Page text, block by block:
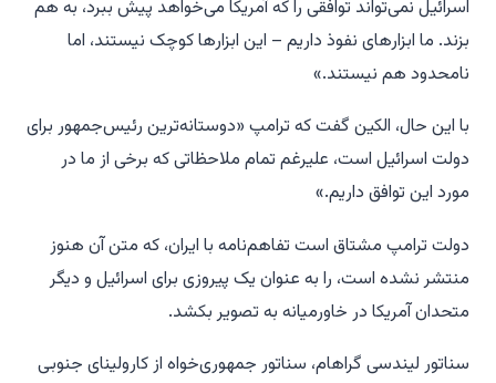
اسرائیل نمی‌تواند توافقی را که آمریکا می‌خواهد پیش ببرد، به هم
بزند. ما ابزارهای نفوذ داریم – این ابزارها کوچک نیستند، اما
نامحدود هم نیستند.»
با این حال، الکین گفت که ترامپ «دوستانه‌ترین رئیس‌جمهور برای
دولت اسرائیل است، علیرغم تمام ملاحظاتی که برخی از ما در
مورد این توافق داریم.»
دولت ترامپ مشتاق است تفاهم‌نامه با ایران، که متن آن هنوز
منتشر نشده است، را به عنوان یک پیروزی برای اسرائیل و دیگر
متحدان آمریکا در خاورمیانه به تصویر بکشد.
سناتور لیندسی گراهام، سناتور جمهوری‌خواه از کارولینای جنوبی